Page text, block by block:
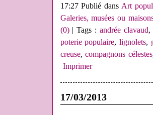
17:27 Publié dansArt
Galeries, musées ou
(0)| Tags : andrée clavaud,
poterie populaire,lignolets,
creuse,compagnons célestes
Imprimer
17/03/2013